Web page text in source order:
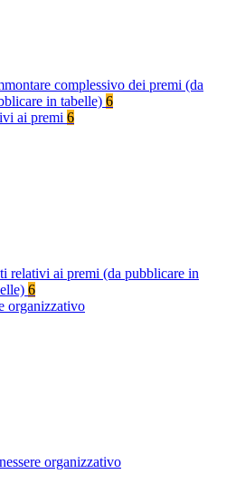
complessivo dei premi (da
in tabelle) 6
ai premi 6
relativi ai premi (da pubblicare in
6
organizzativo
organizzativo